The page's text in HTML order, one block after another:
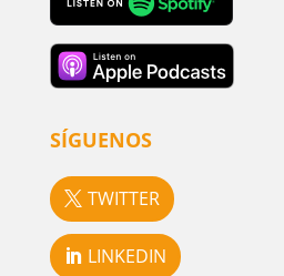
SÍGUENOS
TWITTER
LINKEDIN